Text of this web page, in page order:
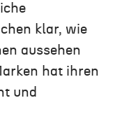
klar, wie
aussehen
hat ihren
und